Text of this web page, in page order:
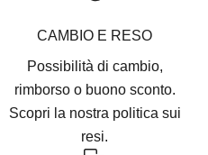
CAMBIO E RESO
Possibilità di cambio,
rimborso o buono sconto.
Scopri la nostra politica sui
resi.